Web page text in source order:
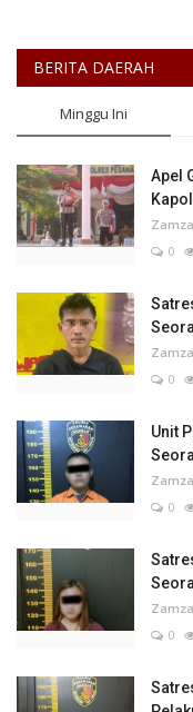
BERITA DAERAH
Minggu Ini
Apel
0
0
Unit
0
0